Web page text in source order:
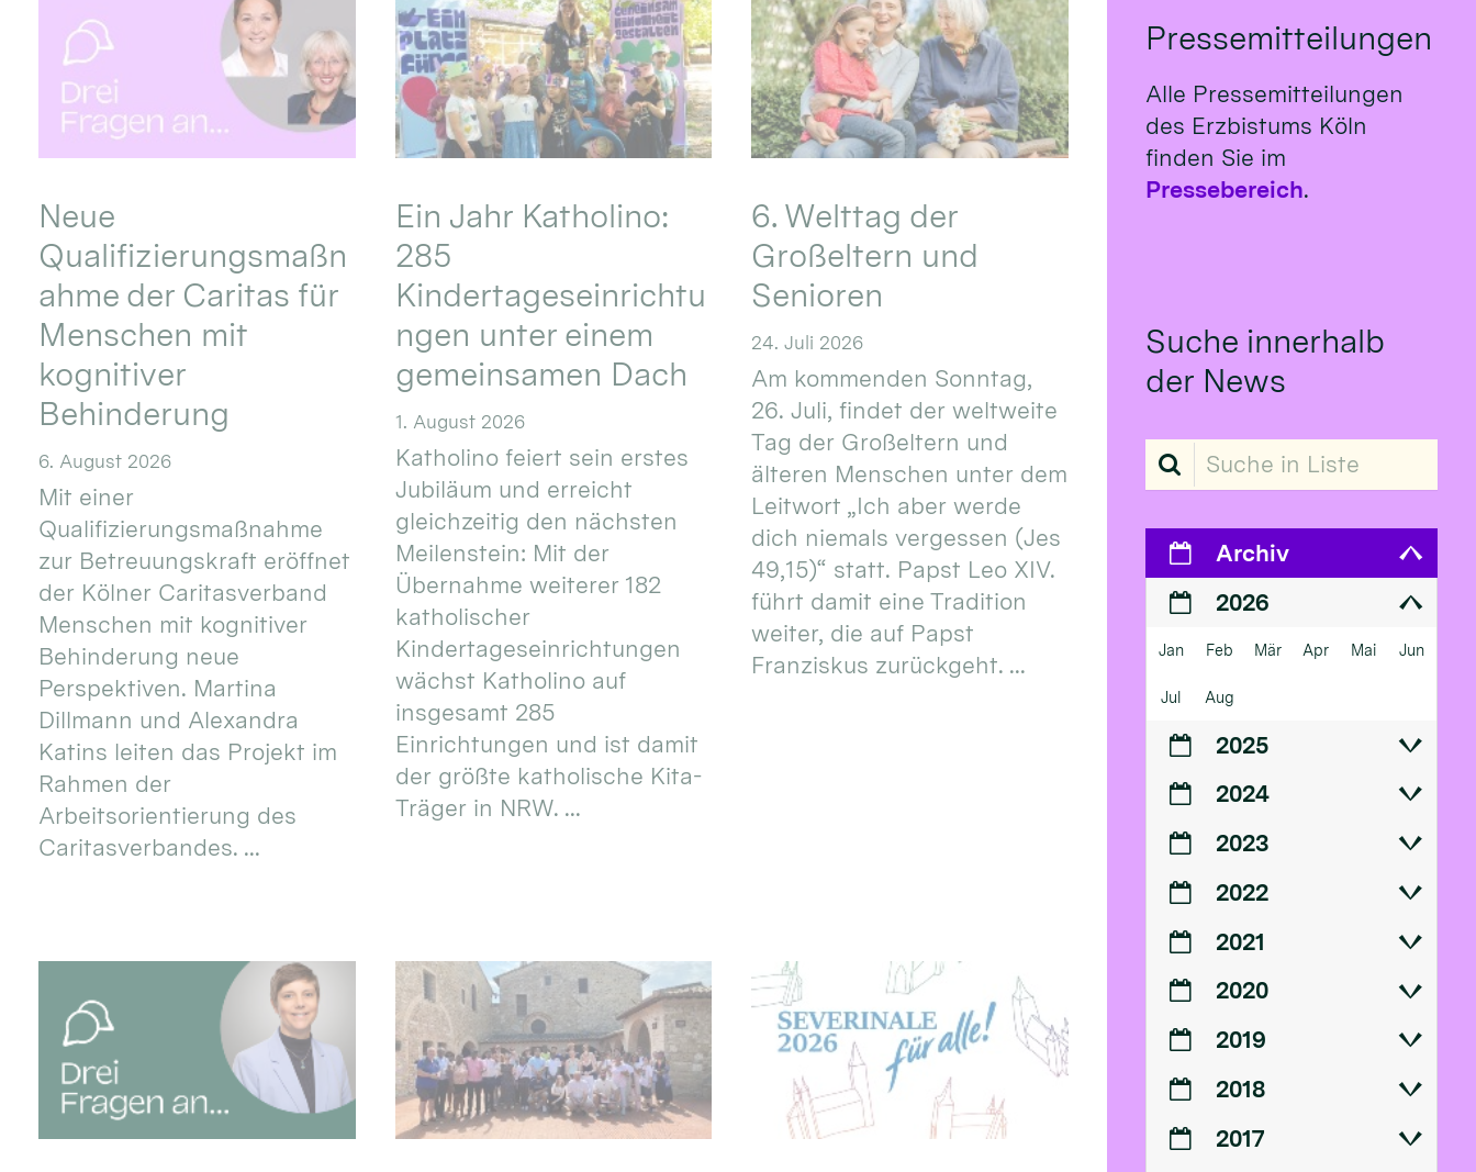
Neue
Qualifizierungsmaßn
ahme der Caritas für
Menschen mit
kognitiver
Behinderung
6. August 2026
Mit einer
Qualifizierungsmaßnahme
zur Betreuungskraft eröffnet
der Kölner Caritasverband
Menschen mit kognitiver
Behinderung neue
Perspektiven. Martina
Dillmann und Alexandra
Katins leiten das Projekt im
Rahmen der
Arbeitsorientierung des
Caritasverbandes. ...
Ein Jahr Katholino:
285
Kindertageseinrichtu
ngen unter einem
gemeinsamen Dach
1. August 2026
Katholino feiert sein erstes
Jubiläum und erreicht
gleichzeitig den nächsten
Meilenstein: Mit der
Übernahme weiterer 182
katholischer
Kindertageseinrichtungen
wächst Katholino auf
insgesamt 285
Einrichtungen und ist damit
der größte katholische Kita-
Träger in NRW. ...
6. Welttag der
Großeltern und
Senioren
24. Juli 2026
Am kommenden Sonntag,
26. Juli, findet der weltweite
Tag der Großeltern und
älteren Menschen unter dem
Leitwort „Ich aber werde
dich niemals vergessen (Jes
49,15)“ statt. Papst Leo XIV.
führt damit eine Tradition
weiter, die auf Papst
Franziskus zurückgeht. ...
Pressemitteilungen
Alle Pressemitteilungen
des Erzbistums Köln
finden Sie im
Pressebereich.
Suche innerhalb
der News
Suche in Liste
Archiv
2026
Jan Feb Mär Apr Mai Jun
Jul Aug
2025
2024
2023
2022
2021
2020
2019
2018
2017